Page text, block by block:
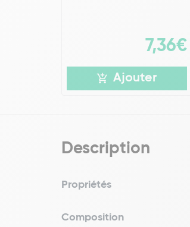
7,36€
Ajouter
Description
Propriétés
Composition